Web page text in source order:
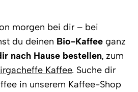
morgen bei dir – bei
du deinen Bio-Kaffee ganz
nach Hause bestellen, zum
Kaffee. Suche dir
in unserem Kaffee-Shop